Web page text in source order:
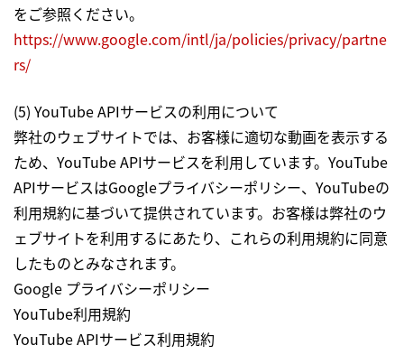
をご参照ください。
https://www.google.com/intl/ja/policies/privacy/partne
rs/
(5) YouTube APIサービスの利用について
弊社のウェブサイトでは、お客様に適切な動画を表示する
ため、YouTube APIサービスを利用しています。YouTube
APIサービスはGoogleプライバシーポリシー、YouTubeの
利用規約に基づいて提供されています。お客様は弊社のウ
ェブサイトを利用するにあたり、これらの利用規約に同意
したものとみなされます。
Google プライバシーポリシー
YouTube利用規約
YouTube APIサービス利用規約